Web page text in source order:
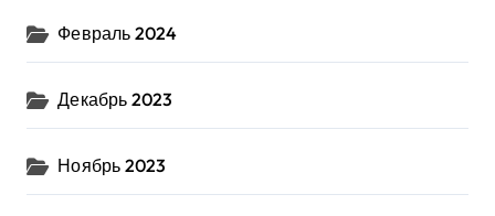
Февраль 2024
Декабрь 2023
Ноябрь 2023